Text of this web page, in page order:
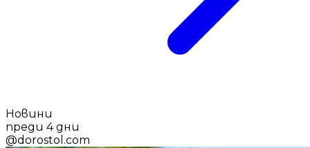
Новини
преди 4 дни
@dorostol.com